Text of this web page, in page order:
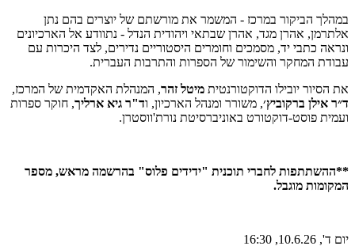
במהלך הביקור במרכז - המשמר את מורשתם של יוצרים בהם נתן
אלתרמן, אהרן מגד, אהרן שבתאי ויהודית הנדל - נתוודע אל הארכיונים
ונראה כתבי יד, מסמכים וחומרים היסטוריים נדירים, לצד היכרות עם
עבודת המחקר והשימור של הספרות והתרבות העברית.
את הסיור יובילו הדוקטורנטית מיטל זהר, המנהלת האקדמית של המרכז,
ד״ר אילן ברקוביץ׳, משורר ומנהל הארכיון, וד"ר גיא ארליך, חוקר ספרות
ועמית פוסט-דוקטורט באוניברסיטת נורת'ווסטרן.
**ההשתתפות לחברי תוכנית "ידידים פלוס" בהרשמה מראש, מספר
המקומות מוגבל.
יום ד', 10.6.26, 16:30